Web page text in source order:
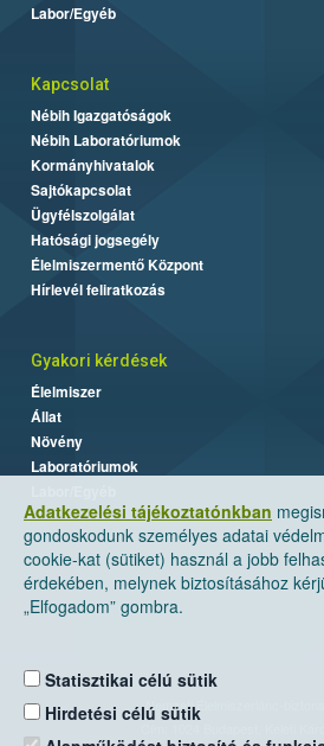
Adatkezelési tájékoztatónkban
gondoskodunk személyes adatai
cookie-kat (sütiket) használ a jobb
érdekében, melynek biztosításához
„Elfogadom” gombra.
Statisztikai célú sütik
Hirdetési célú sütik
Labor/Egyéb
Kapcsolat
Nébih Igazgatóságok
Nébih Laboratóriumok
Kormányhivatalok
Sajtókapcsolat
Ügyfélszolgálat
Hatósági jogsegély
Élelmiszermentő Központ
Hírlevél feliratkozás
Gyakori kérdések
Élelmiszer
Állat
Növény
Laboratóriumok
Nemzeti Élelmiszerlánc-